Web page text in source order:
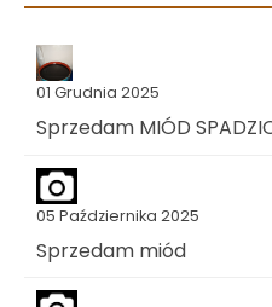
01 Grudnia 2025
Sprzedam MIÓD
05 Października 2025
Sprzedam miód